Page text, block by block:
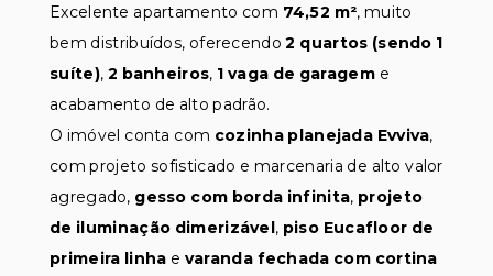
Excelente apartamento com 74,52 m², muito
bem distribuídos, oferecendo2 quartos (sendo 1
suíte), 2 banheiros, 1 vaga de garageme
acabamento de alto padrão.
O imóvel conta com cozinha planejada Evviva,
com projeto sofisticado e marcenaria de alto valor
agregado, gesso com borda infinita, projeto
de iluminação dimerizável, piso Eucafloor de
primeira linha e varanda fechada com cortina